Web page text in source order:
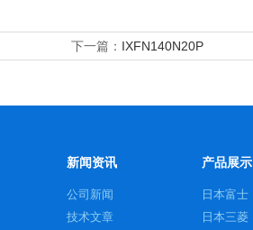
下一篇： IXFN140N20P
新闻资讯
公司新闻
技术文章
产品展示
日本富士
日本三菱